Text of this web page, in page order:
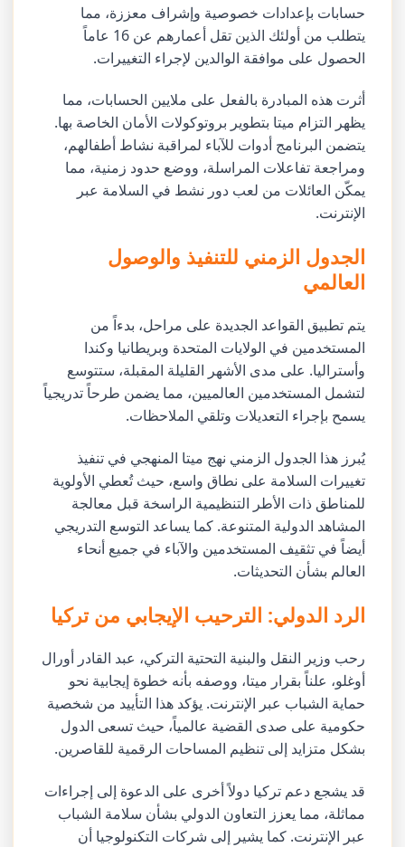
حسابات بإعدادات خصوصية وإشراف معززة، مما
يتطلب من أولئك الذين تقل أعمارهم عن 16 عاماً
الحصول على موافقة الوالدين لإجراء التغييرات.
أثرت هذه المبادرة بالفعل على ملايين الحسابات، مما
يظهر التزام ميتا بتطوير بروتوكولات الأمان الخاصة بها.
يتضمن البرنامج أدوات للآباء لمراقبة نشاط أطفالهم،
ومراجعة تفاعلات المراسلة، ووضع حدود زمنية، مما
يمكّن العائلات من لعب دور نشط في السلامة عبر
الإنترنت.
الجدول الزمني للتنفيذ والوصول
العالمي
يتم تطبيق القواعد الجديدة على مراحل، بدءاً من
المستخدمين في الولايات المتحدة وبريطانيا وكندا
وأستراليا. على مدى الأشهر القليلة المقبلة، ستتوسع
لتشمل المستخدمين العالميين، مما يضمن طرحاً تدريجياً
يسمح بإجراء التعديلات وتلقي الملاحظات.
يُبرز هذا الجدول الزمني نهج ميتا المنهجي في تنفيذ
تغييرات السلامة على نطاق واسع، حيث تُعطي الأولوية
للمناطق ذات الأطر التنظيمية الراسخة قبل معالجة
المشاهد الدولية المتنوعة. كما يساعد التوسع التدريجي
أيضاً في تثقيف المستخدمين والآباء في جميع أنحاء
العالم بشأن التحديثات.
الرد الدولي: الترحيب الإيجابي من تركيا
رحب وزير النقل والبنية التحتية التركي، عبد القادر أورال
أوغلو، علناً بقرار ميتا، ووصفه بأنه خطوة إيجابية نحو
حماية الشباب عبر الإنترنت. يؤكد هذا التأييد من شخصية
حكومية على صدى القضية عالمياً، حيث تسعى الدول
بشكل متزايد إلى تنظيم المساحات الرقمية للقاصرين.
قد يشجع دعم تركيا دولاً أخرى على الدعوة إلى إجراءات
مماثلة، مما يعزز التعاون الدولي بشأن سلامة الشباب
عبر الإنترنت. كما يشير إلى شركات التكنولوجيا أن